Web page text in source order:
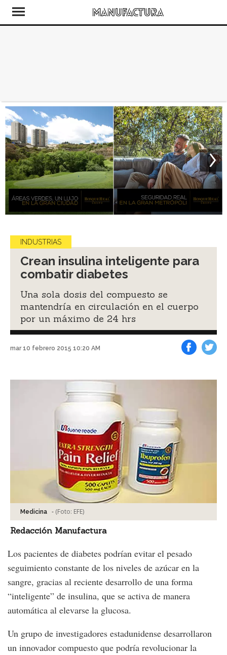
INDUSTRIAS
Crean insulina inteligente para
combatir diabetes
Una sola dosis del compuesto se
mantendría en circulación en el cuerpo
por un máximo de 24 hrs
mar 10 febrero 2015 10:20 AM
Medicina - (Foto: EFE)
Redacción Manufactura
Los pacientes de diabetes podrían evitar el pesado
seguimiento constante de los niveles de azúcar en la
sangre, gracias al reciente desarrollo de una forma
“inteligente” de insulina, que se activa de manera
automática al elevarse la glucosa.
Un grupo de investigadores estadunidense desarrollaron
un innovador compuesto que podría revolucionar la